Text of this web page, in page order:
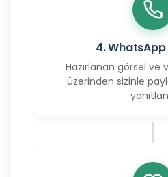
4.
Hazırlanan görsel ve
üzerinden sizinle